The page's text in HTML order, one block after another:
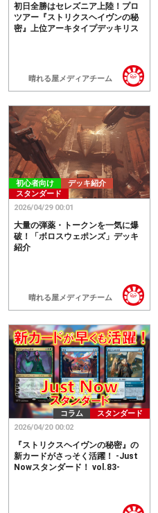
晴れる屋メディアチーム
初日全勝はセレズニア上陸！プロ
ツアー『ストリクスヘイヴンの秘
密』上位アーキタイプデッキリス
初心者向け
デッキ紹介
スタンダード
晴れる屋メディアチーム
大量の弾薬・トークンを一気に爆
破！「ボロスウェポンズ」デッキ
紹介
2026/04/29 00:01
コラム スタンダード
『ストリクスヘイヴンの秘密』の
新カードがさっそく活躍！ -Just
Nowスタンダード！ vol.83-
2026/04/20 00:02